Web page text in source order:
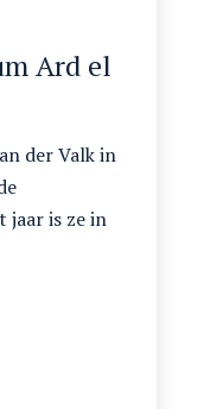
Ard el
der Valk in
jaar is ze in